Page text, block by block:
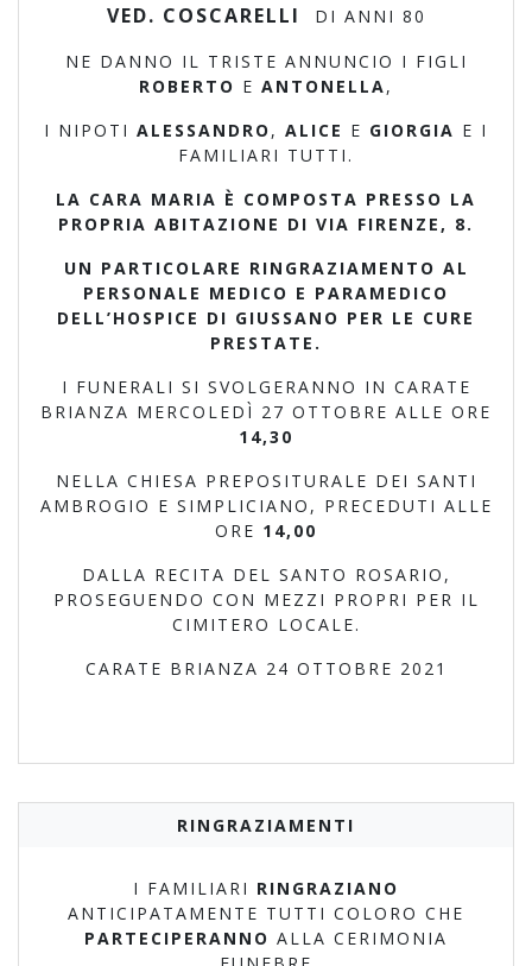
VED. COSCARELLI
DI ANNI 80
NE DANNO IL TRISTE ANNUNCIO I FIGLI
ROBERTO E ANTONELLA,
I NIPOTI ALESSANDRO , ALICE E GIORGIA E I
FAMILIARI TUTTI.
LA CARA MARIA È COMPOSTA PRESSO LA
PROPRIA ABITAZIONE DI VIA FIRENZE, 8.
UN PARTICOLARE RINGRAZIAMENTO AL
PERSONALE MEDICO E PARAMEDICO
DELL’HOSPICE DI GIUSSANO PER LE CURE
PRESTATE.
I FUNERALI SI SVOLGERANNO IN CARATE
BRIANZA MERCOLEDÌ 27 OTTOBRE ALLE ORE
14,30
NELLA CHIESA PREPOSITURALE DEI SANTI
AMBROGIO E SIMPLICIANO, PRECEDUTI ALLE
ORE 14,00
DALLA RECITA DEL SANTO ROSARIO,
PROSEGUENDO CON MEZZI PROPRI PER IL
CIMITERO LOCALE.
CARATE BRIANZA 24 OTTOBRE 2021
RINGRAZIAMENTI
I FAMILIARI RINGRAZIANO
ANTICIPATAMENTE TUTTI COLORO CHE
PARTECIPERANNO ALLA CERIMONIA